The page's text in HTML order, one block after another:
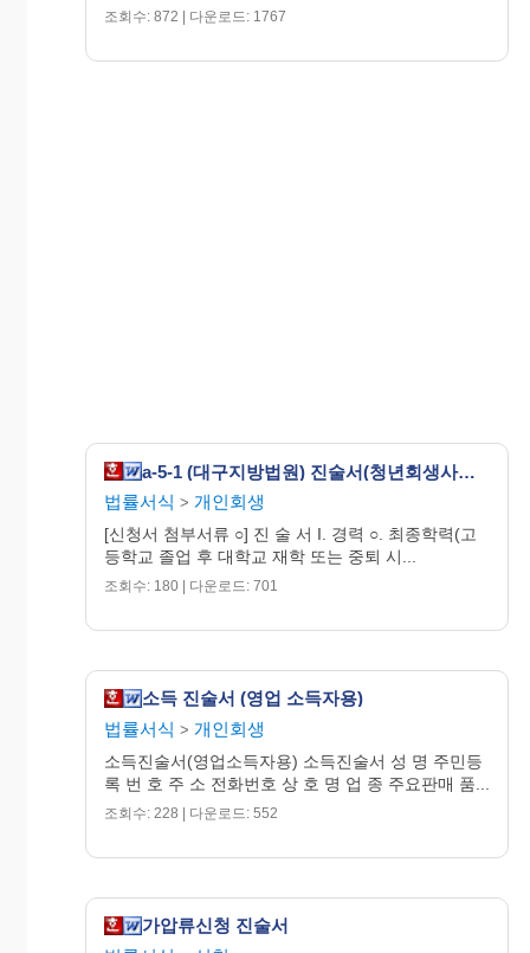
조회수: 872 | 다운로드: 1767
a-5-1 (대구지방법원) 진술서(청년회생사건용)
법률서식 > 개인회생
[신청서 첨부서류 ○] 진 술 서 I. 경력 ○. 최종학력(고
등학교 졸업 후 대학교 재학 또는 중퇴 시...
조회수: 180 | 다운로드: 701
소득 진술서 (영업 소득자용)
법률서식 > 개인회생
소득진술서(영업소득자용) 소득진술서 성 명 주민등
록 번 호 주 소 전화번호 상 호 명 업 종 주요판매 품...
조회수: 228 | 다운로드: 552
가압류신청 진술서